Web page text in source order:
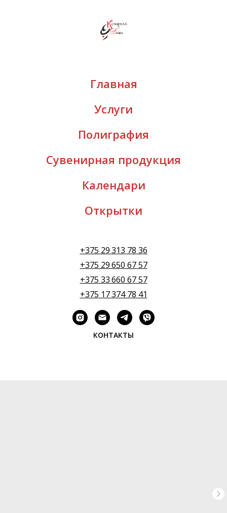
Главная
Услуги
Полиграфия
Сувенирная продукция
Календари
Открытки
+375 29 313 78 36
+375 29 650 67 57
+375 33 660 67 57
+375 17 374 78 41
КОНТАКТЫ